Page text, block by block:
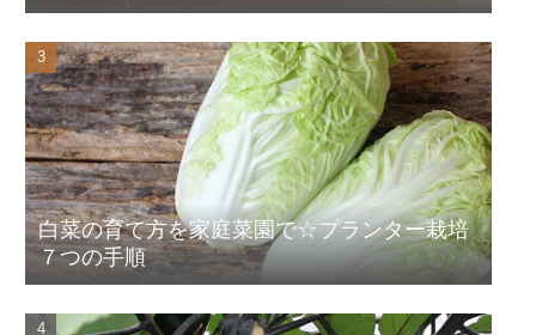
白菜の育て方を家庭菜園で☆プランター栽培
７つの手順